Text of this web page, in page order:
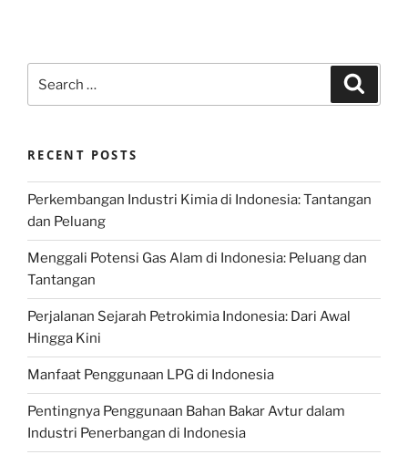
for:
RECENT POSTS
Perkembangan Industri Kimia di Indonesia: Tantangan
dan Peluang
Menggali Potensi Gas Alam di Indonesia: Peluang dan
Tantangan
Perjalanan Sejarah Petrokimia Indonesia: Dari Awal
Hingga Kini
Manfaat Penggunaan LPG di Indonesia
Pentingnya Penggunaan Bahan Bakar Avtur dalam
Industri Penerbangan di Indonesia